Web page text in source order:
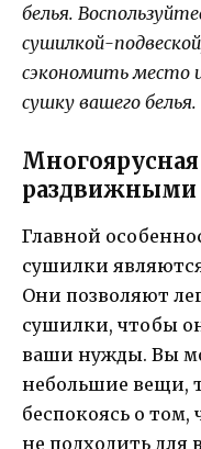
белья.
сушилкой-
сэкономить место
сушку вашего белья.
раздвижными
Главной
сушилки
Они позволяют
сушилки, чтобы
ваши нужды. Вы
небольшие вещи,
беспокоясь о том,
не подходить для